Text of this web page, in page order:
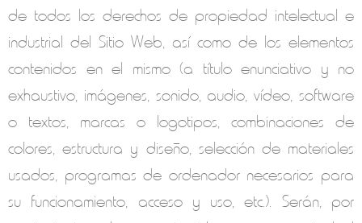
de todos los derechos de propiedad intelectual e
industrial del Sitio Web, así como de los elementos
contenidos en el mismo (a título enunciativo y no
exhaustivo, imágenes, sonido, audio, vídeo, software
o textos, marcas o logotipos, combinaciones de
colores, estructura y diseño, selección de materiales
usados, programas de ordenador necesarios para
su funcionamiento, acceso y uso, etc.). Serán, por